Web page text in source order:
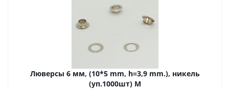
Люверсы 6 мм, (10*5 mm, h=3,9 mm.), никель
(уп.1000шт) М